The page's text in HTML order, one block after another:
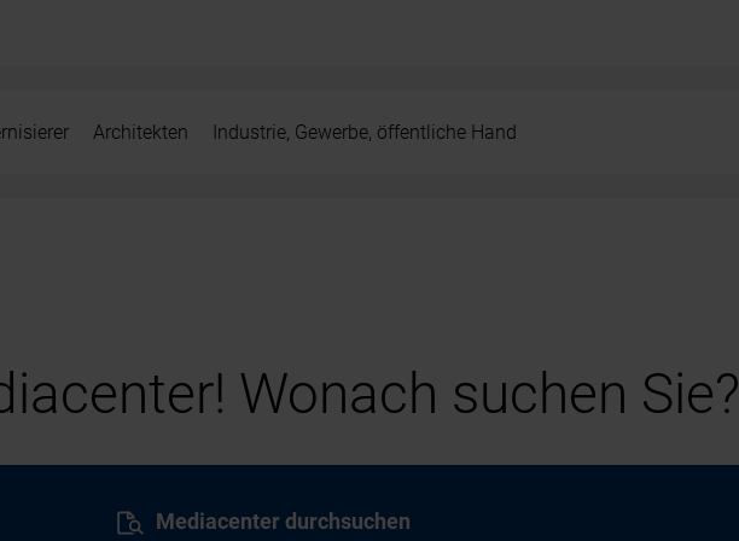
Architekten Industrie, Gewerbe, öffentliche Hand
Wonach suchen Sie?
Mediacenter durchsuchen